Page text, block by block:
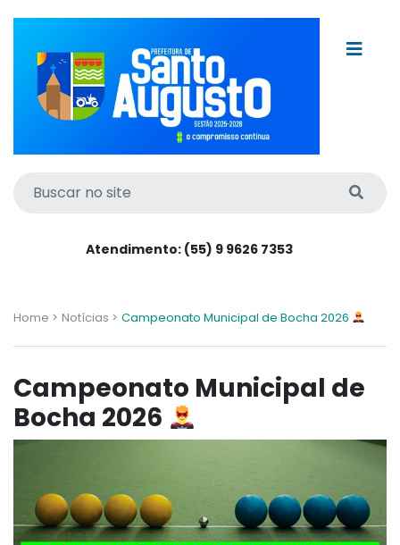
Atendimento: (55) 9 9626 7353
Home > Notícias > Campeonato Municipal de Bocha 2026
Campeonato Municipal de
Bocha 2026